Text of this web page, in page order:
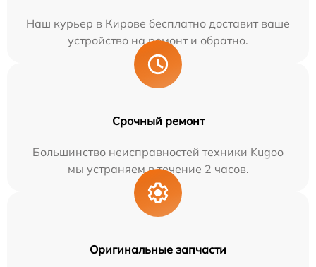
Наш курьер в Кирове бесплатно доставит ваше
устройство на ремонт и обратно.
Срочный ремонт
Большинство неисправностей техники Kugoo
мы устраняем в течение 2 часов.
Оригинальные запчасти